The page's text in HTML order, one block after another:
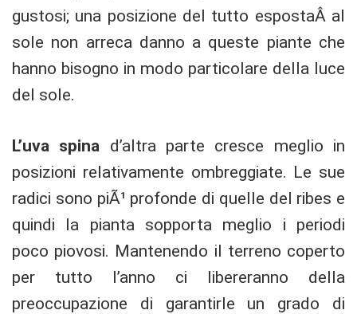
gustosi; una posizione del tutto espostaÂ al
sole non arreca danno a queste piante che
hanno bisogno in modo particolare della luce
del sole.
L’uva spina d’altra parte cresce meglio in
posizioni relativamente ombreggiate. Le sue
radici sono piÃ¹ profonde di quelle del ribes e
quindi la pianta sopporta meglio i periodi
poco piovosi. Mantenendo il terreno coperto
per tutto l’anno ci libereranno della
preoccupazione di garantirle un grado di